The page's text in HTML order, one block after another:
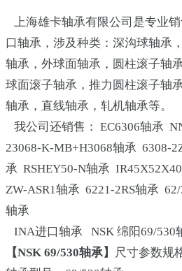
上海雄卡轴承有限公司是专业
口轴承，涉及种类：深沟球轴承
轴承，外球面轴承，圆柱滚子轴
球面滚子轴承，推力圆柱滚子轴
轴承，直线轴承，轧机轴承等。
我公司还销售： EC6306轴承
23068-K-MB+H3068轴承 6308-
承 RSHEY50-N轴承
ZW-ASR1轴承 6221-2RS轴承
轴承
INA进口轴承 NSK 绵阳69/530
【NSK 69/530轴承】
尺寸参数规